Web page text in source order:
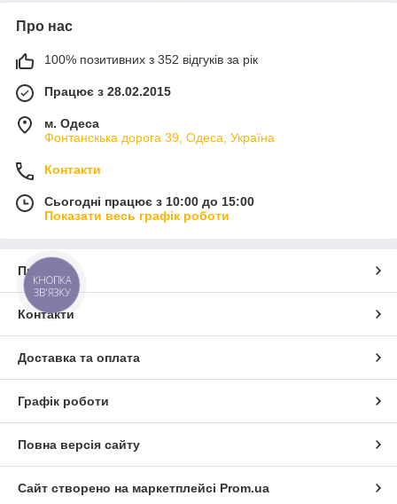
Про нас
100% позитивних з 352 відгуків за рік
Працює з 28.02.2015
м. Одеса
Фонтанскька дорога 39, Одеса, Україна
Контакти
Сьогодні працює з 10:00 до 15:00
Показати весь графік роботи
Про нас
Контакти
Доставка та оплата
Графік роботи
Повна версія сайту
Сайт створено на маркетплейсі Prom.ua
КНОПКА
ЗВ'ЯЗКУ